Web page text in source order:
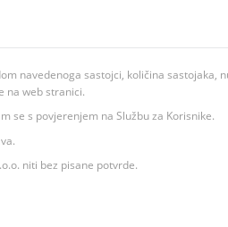
navedenoga sastojci, količina sastojaka,
na web stranici.
se s povjerenjem na Službu za Korisnike.
niti bez pisane potvrde.